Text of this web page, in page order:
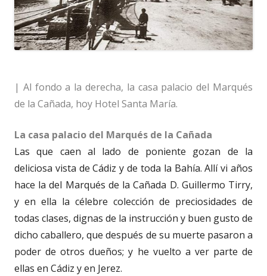
| Al fondo a la derecha, la casa palacio del Marqués
de la Cañada, hoy Hotel Santa María.
La casa palacio del Marqués de la Cañada
Las que caen al lado de poniente gozan de la
deliciosa vista de Cádiz y de toda la Bahía. Allí vi años
hace la del Marqués de la Cañada D. Guillermo Tirry,
y en ella la célebre colección de preciosidades de
todas clases, dignas de la instrucción y buen gusto de
dicho caballero, que después de su muerte pasaron a
poder de otros dueños; y he vuelto a ver parte de
ellas en Cádiz y en Jerez.